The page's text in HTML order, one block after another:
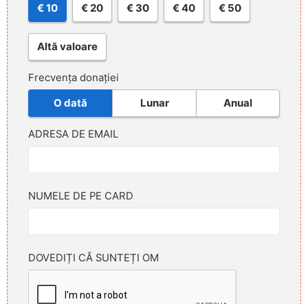
€ 10 € 20 € 30 € 40 € 50
Altă valoare
Frecvența donației
O dată Lunar Anual
ADRESA DE EMAIL
NUMELE DE PE CARD
DOVEDIȚI CĂ SUNTEȚI OM